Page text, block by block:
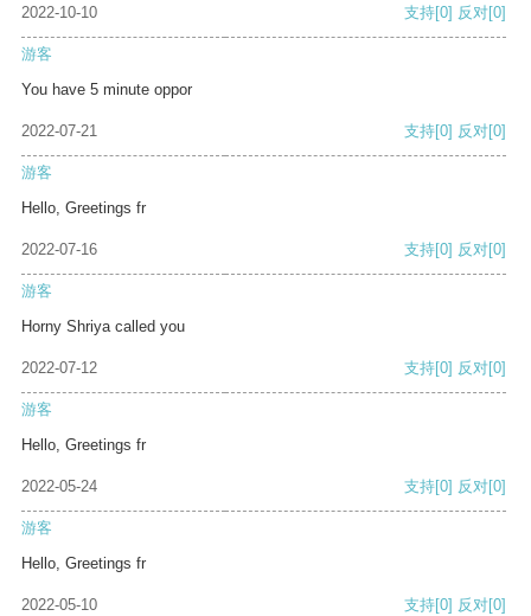
2022-10-10 支持[0] 反对[0]
游客
You have 5 minute oppor
2022-07-21 支持[0] 反对[0]
游客
Hello, Greetings fr
2022-07-16 支持[0] 反对[0]
游客
Horny Shriya called you
2022-07-12 支持[0] 反对[0]
游客
Hello, Greetings fr
2022-05-24 支持[0] 反对[0]
游客
Hello, Greetings fr
2022-05-10 支持[0] 反对[0]